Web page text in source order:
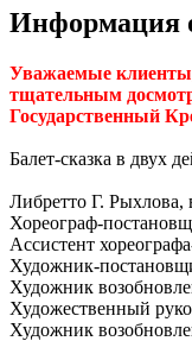
Уважаемые клиенты,
тщательным
Государственный
Балет-сказка в двух
Либретто Г. Рыхлова,
Хореограф-
Ассистент
Художник-
Художник
Художественный
Художник